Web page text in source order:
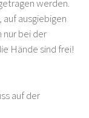
werden.
ausgiebigen
nur bei der
Hände sind frei!
auf der